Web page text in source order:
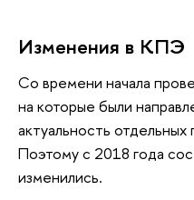
Изменения в КПЭ
Со времени начала
на которые были
актуальность отдельных
Поэтому с 2018 года
изменились.